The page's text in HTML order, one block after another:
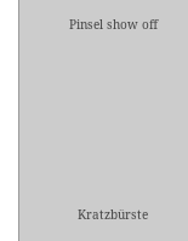
Pinsel show off
Kratzbürste